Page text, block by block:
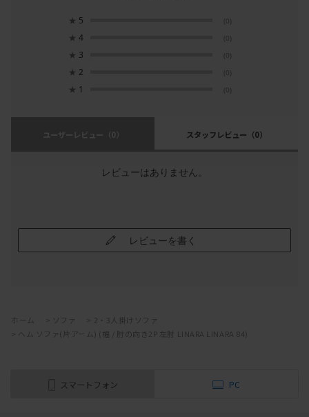
★ 5 (0)
★ 4 (0)
★ 3 (0)
★ 2 (0)
★ 1 (0)
ユーザーレビュー （0） スタッフレビュー （0）
レビューはありません。
レビューを書く
ホーム ソファ
2・3人掛けソファ
ヘム ソファ(片アーム) (幅 / 肘の向き2P 左肘 LINARA LINARA 84)
スマートフォン PC